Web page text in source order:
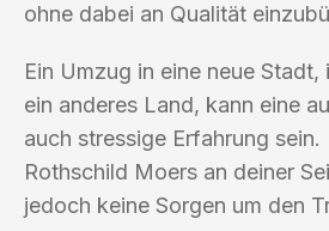
ohne dabei an Qualität
Ein Umzug in eine neue Stadt,
ein anderes Land, kann eine
auch stressige Erfahrung
Rothschild Moers an deiner
jedoch keine Sorgen um den